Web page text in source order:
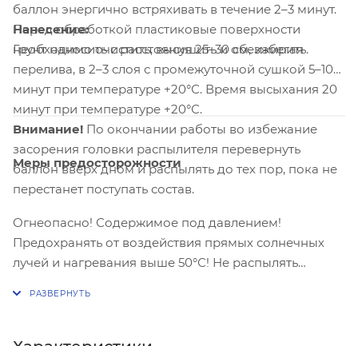
баллон энергично встряхивать в течение 2–3 минут.
Перед обработкой пластиковые поверхности
необходимо очистить, высушить и обезжирить.
Нанесение:
Грунт наносить с расстояния 25–30 см, избегая
перелива, в 2–3 слоя с промежуточной сушкой 5–10
минут при температуре +20°С. Время высыхания 20
минут при температуре +20°С.
Внимание! По окончании работы во избежание
засорения головки распылителя перевернуть
баллон вверх дном и распылять до тех пор, пока не
перестанет поступать состав.
Меры предосторожности
Огнеопасно! Содержимое под давлением!
Предохранять от воздействия прямых солнечных
лучей и нагревания выше 50°С! Не распылять
и брызги! Избегать попадания внутрь, на открытую